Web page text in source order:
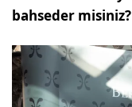
bahseder misiniz?